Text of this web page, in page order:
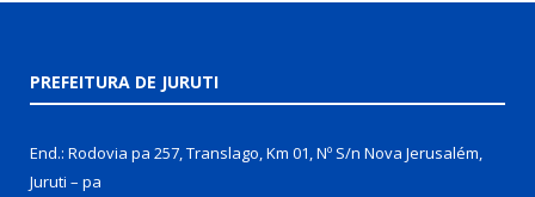
PREFEITURA DE JURUTI
End.: Rodovia pa 257, Translago, Km 01, Nº S/n Nova Jerusalém,
Juruti – pa